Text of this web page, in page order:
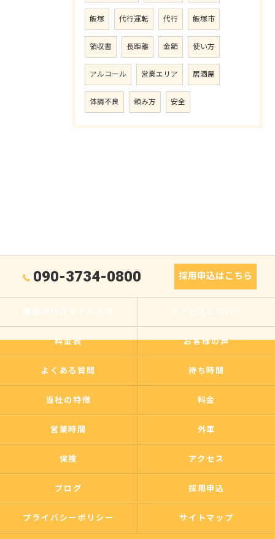
飯塚 代行運転 代行 飯塚市
領収書 長距離 金額 使い方
アルコール 営業エリア 居酒屋
体調不良 頼み方 安全
090-3734-0800 採用申込はこちら
料金表 お客様の声
よくある質問 待ち時間
当社の特徴 料金
営業時間 外車
保険 アクセス
ブログ 採用申込
プライバシーポリシー サイトマップ